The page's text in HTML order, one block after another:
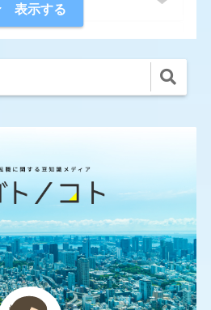
800万円〜
サポートが手厚い
スカウトサービス
表示する